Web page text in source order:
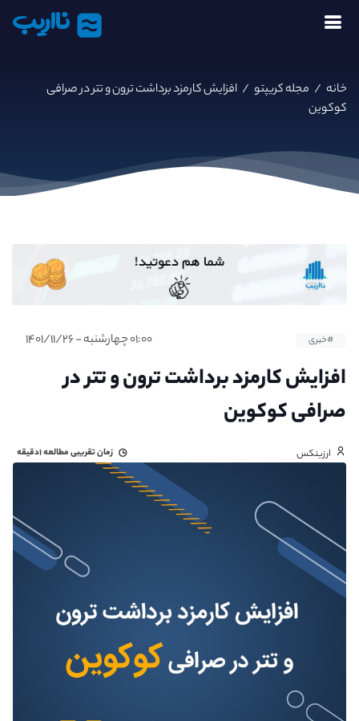
نااریب
خانه / مجله کریپتو / افزایش کارمزد برداشت ترون و تتر در صرافی
کوکوین
#خبری ۰۱:۰۰ چهارشنبه - ۱۴۰۱/۱۱/۲۶
افزایش کارمزد برداشت ترون و تتر در
صرافی کوکوین
ارزینکس زمان تقریبی مطالعه۱دقیقه